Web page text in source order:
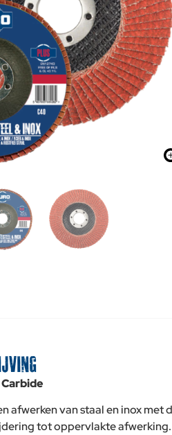
afwerken van staal en inox met
tot oppervlakte